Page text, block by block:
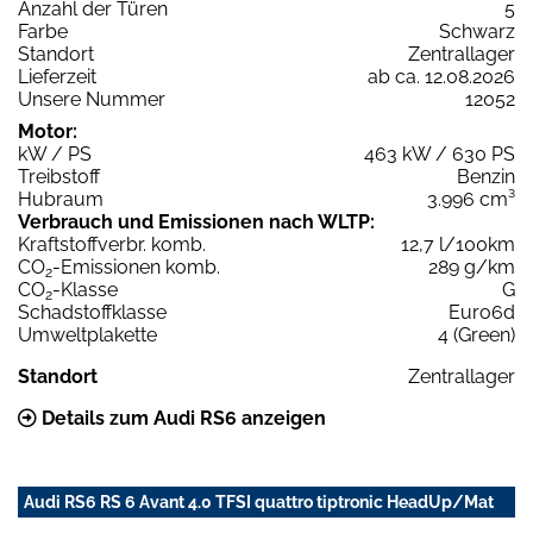
Anzahl der Türen
5
Farbe
Schwarz
Standort
Zentrallager
Lieferzeit
ab ca. 12.08.2026
Unsere Nummer
12052
Motor:
kW / PS
463 kW / 630 PS
Treibstoff
Benzin
Hubraum
3.996 cm³
Verbrauch und Emissionen nach WLTP:
Kraftstoffverbr. komb.
12,7 l/100km
CO2-Emissionen komb.
289 g/km
CO2-Klasse
G
Schadstoffklasse
Euro6d
Umweltplakette
4 (Green)
Standort
Zentrallager
Details zum Audi RS6 anzeigen
Audi RS6 RS 6 Avant 4.0 TFSI quattro tiptronic HeadUp/Mat